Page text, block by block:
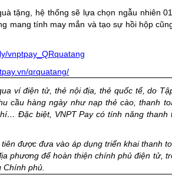
tặng, hệ thống sẽ lựa chọn ngẫu nhiên
mang tính may mắn và tạo sự hồi hộp
vnptpay_QRquatang
qrquatang/
ví điện tử, thẻ nội địa, thẻ quốc tế, do
cầu hàng ngày như nạp thẻ cào, thanh
Đặc biệt, VNPT Pay có tính năng thanh
được đưa vào áp dụng triển khai thanh
phương để hoàn thiện chính phủ điện tử,
phủ.